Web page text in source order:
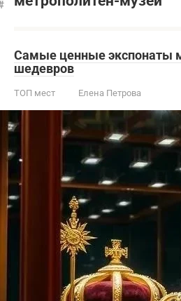
Самые ценные экспонаты
шедевров
ТОП мест Елена Петрова